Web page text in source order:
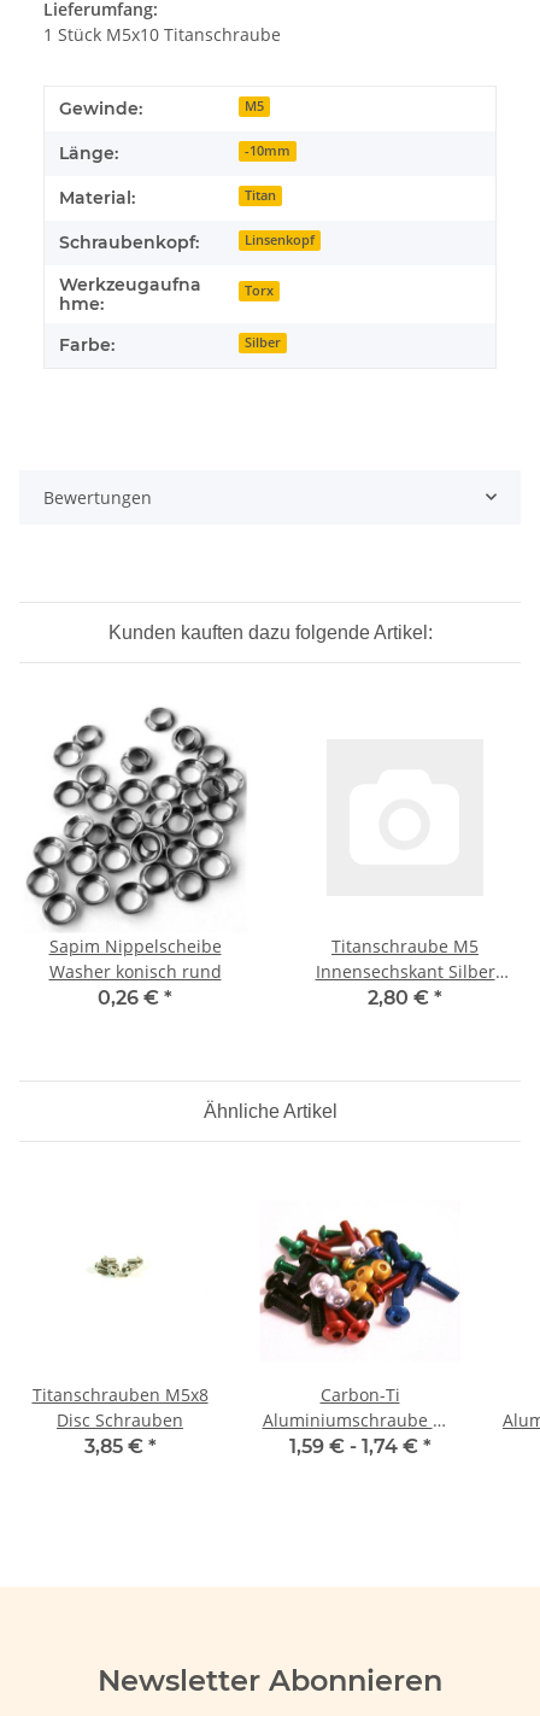
Lieferumfang:
1 Stück M5x10 Titanschraube
Gewinde: M5
Länge: -10mm
Material: Titan
Schraubenkopf: Linsenkopf
Werkzeugaufna
hme:
Torx
Farbe: Silber
Bewertungen
Kunden kauften dazu folgende Artikel:
Sapim Nippelscheibe
Washer konisch rund
0,26 € *
Titanschraube M5
Innensechskant Silber
18mm
2,80 € *
Ähnliche Artikel
Titanschrauben M5x8
Disc Schrauben
3,85 € *
Carbon-Ti
Aluminiumschraube M5
Linsenkopf
1,59 € - 1,74 € *
Newsletter Abonnieren